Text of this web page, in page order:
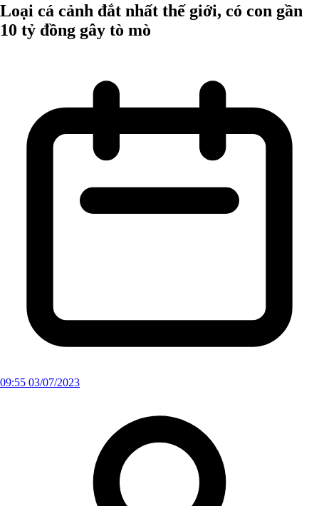
Loại cá cảnh đắt nhất thế giới, có con gần
10 tỷ đồng gây tò mò
09:55 03/07/2023